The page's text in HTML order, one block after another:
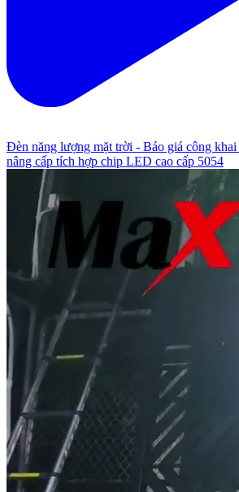
Đèn năng lượng mặt trời - Báo giá công khai
nâng cấp tích hợp chip LED cao cấp 5054